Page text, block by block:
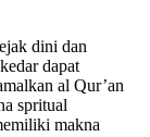
dini dan
dapat
al Qur’an
spritual
makna